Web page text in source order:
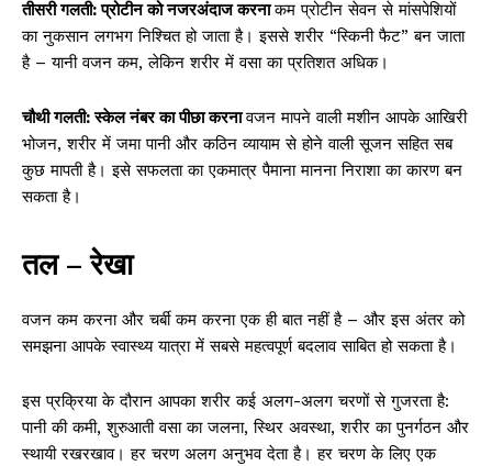
तीसरी गलती: प्रोटीन को नजरअंदाज करनाकम प्रोटीन सेवन से मांसपेशियों
का नुकसान लगभग निश्चित हो जाता है। इससे शरीर “स्किनी फैट” बन जाता
है – यानी वजन कम, लेकिन शरीर में वसा का प्रतिशत अधिक।
चौथी गलती: स्केल नंबर का पीछा करनावजन मापने वाली मशीन आपके आखिरी
भोजन, शरीर में जमा पानी और कठिन व्यायाम से होने वाली सूजन सहित सब
कुछ मापती है। इसे सफलता का एकमात्र पैमाना मानना ​​निराशा का कारण बन
सकता है।
तल – रेखा
वजन कम करना और चर्बी कम करना एक ही बात नहीं है – और इस अंतर को
समझना आपके स्वास्थ्य यात्रा में सबसे महत्वपूर्ण बदलाव साबित हो सकता है।
इस प्रक्रिया के दौरान आपका शरीर कई अलग-अलग चरणों से गुजरता है:
पानी की कमी, शुरुआती वसा का जलना, स्थिर अवस्था, शरीर का पुनर्गठन और
स्थायी रखरखाव। हर चरण अलग अनुभव देता है। हर चरण के लिए एक